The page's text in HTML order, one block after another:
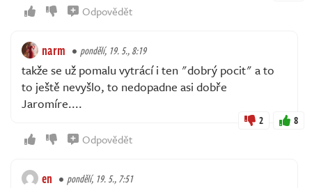
Odpovědět
narm pondělí, 19. 5., 8:19
takže se už pomalu vytrácí i ten "dobrý pocit" a to
to ještě nevyšlo, to nedopadne asi dobře
Jaromíre....
2 8
Odpovědět
en pondělí, 19. 5., 7:51